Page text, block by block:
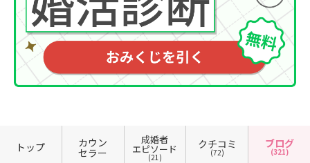
トップ カウン
セラー
成婚者
エピソード
(21)
クチコミ
(72)
ブログ
(321)